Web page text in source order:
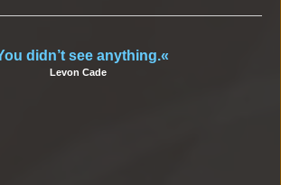
didn’t see anything.«
Levon Cade